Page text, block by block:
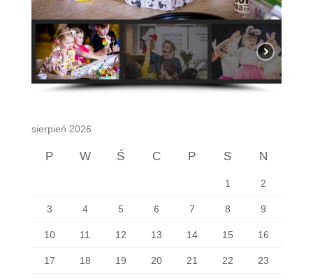
sierpień 2026
P W Ś C P S N
1 2
3 4 5 6 7 8 9
10 11 12 13 14 15 16
17 18 19 20 21 22 23